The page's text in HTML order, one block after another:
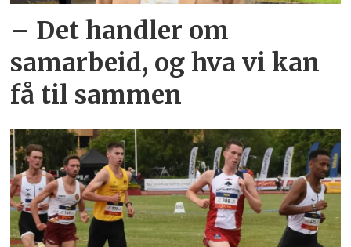
– Det handler om
samarbeid, og hva vi kan
få til sammen